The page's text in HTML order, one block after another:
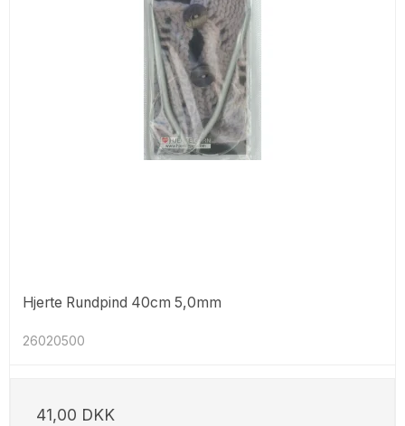
Hjerte Rundpind 40cm 5,0mm
26020500
41,00 DKK